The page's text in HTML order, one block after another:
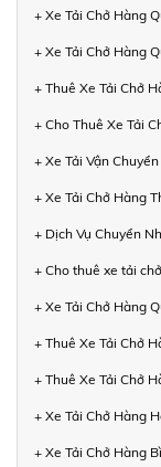
+ Xe Tải Chở Hàng
+ Xe Tải Chở Hàng
+ Thuê Xe Tải Chở
+ Cho Thuê Xe Tải
+ Xe Tải Vận
+ Xe Tải Chở Hàng
+ Dịch Vụ Chuyển
+ Cho thuê xe tải
+ Xe Tải Chở Hàng
+ Thuê Xe Tải Chở
+ Thuê Xe Tải Chở
+ Xe Tải Chở Hàng
+ Xe Tải Chở Hàng